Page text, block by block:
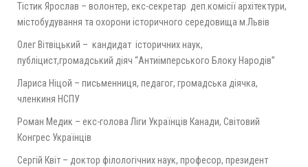
Тістик Ярослав – волонтер, екс-секретар деп.комісії архітектури,
містобудування та охорони історичного середовища м.Львів
Олег Вітвіцький – кандидат історичних наук,
публіцист,громадський діяч “Антиімперського Блоку Народів”
Лариса Ніцой – письменниця, педагог, громадська діячка,
членкиня НСПУ
Роман Медик – екс-голова Ліги Українців Канади, Світовий
Конгрес Українців
Сергій Квіт – доктор філологічних наук, професор, президент